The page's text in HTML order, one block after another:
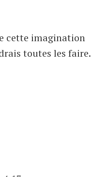
cette imagination
toutes les faire.